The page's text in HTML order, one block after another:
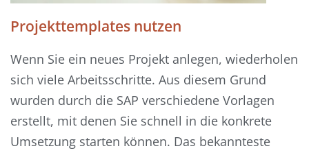
Projekttemplates nutzen
Wenn Sie ein neues Projekt anlegen, wiederholen
sich viele Arbeitsschritte. Aus diesem Grund
wurden durch die SAP verschiedene Vorlagen
erstellt, mit denen Sie schnell in die konkrete
Umsetzung starten können. Das bekannteste